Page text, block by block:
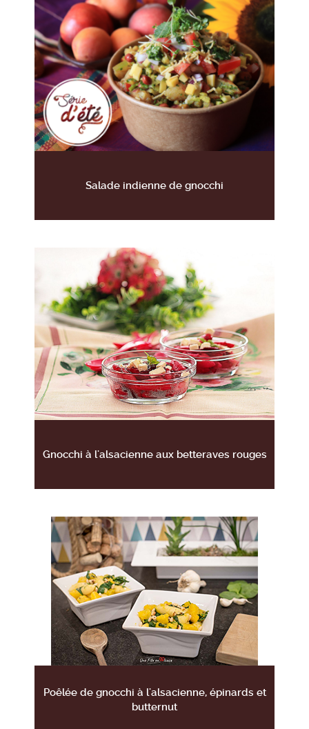
Salade indienne de gnocchi
Gnocchi à l'alsacienne aux betteraves rouges
Poêlée de gnocchi à l'alsacienne, épinards et
butternut